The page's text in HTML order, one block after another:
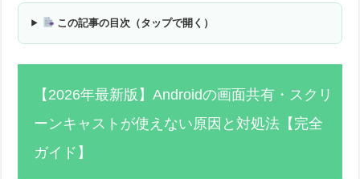
この記事の目次（タップで開く）
【2026年最新版】Androidの画面共有・スクリ
ーンキャストが使えない原因と対処法【完全
ガイド】